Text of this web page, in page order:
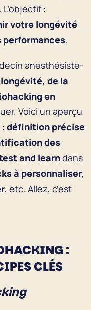
. L’objectif :
votre longévité
performances.
anesthésiste-
de la
en
Voici un aperçu
définition précise
des
test and learndans
à personnaliser,
, etc. Allez, c’est
:
CLÉS